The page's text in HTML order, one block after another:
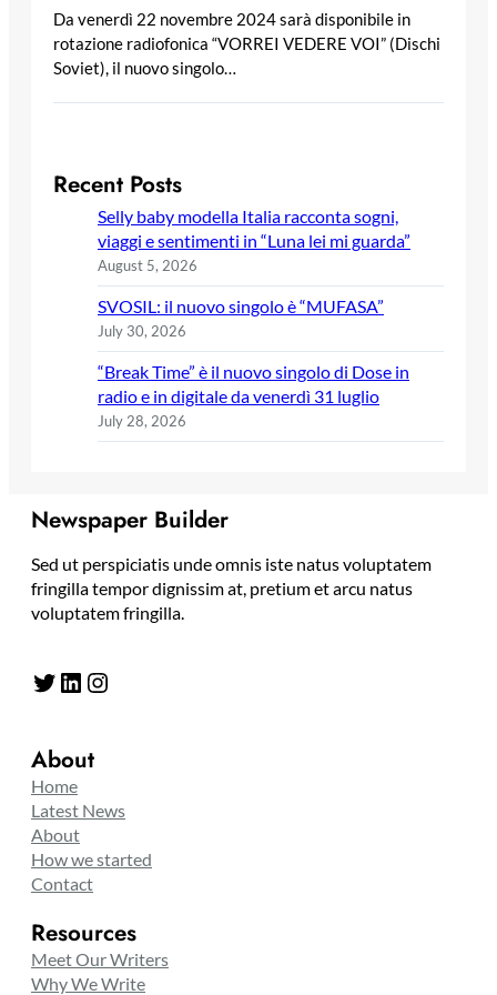
Da venerdì 22 novembre 2024 sarà disponibile in
rotazione radiofonica “VORREI VEDERE VOI” (Dischi
Soviet), il nuovo singolo…
Recent Posts
Selly baby modella Italia racconta sogni,
viaggi e sentimenti in “Luna lei mi guarda”
August 5, 2026
SVOSIL: il nuovo singolo è “MUFASA”
July 30, 2026
“Break Time” è il nuovo singolo di Dose in
radio e in digitale da venerdì 31 luglio
July 28, 2026
Newspaper Builder
Sed ut perspiciatis unde omnis iste natus voluptatem
fringilla tempor dignissim at, pretium et arcu natus
voluptatem fringilla.
Twitter LinkedIn Instagram
About
Home
Latest News
About
How we started
Contact
Resources
Meet Our Writers
Why We Write